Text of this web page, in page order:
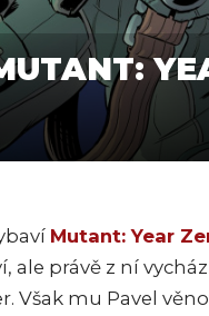
Mutant: Year
ale právě z ní
Však mu Pavel